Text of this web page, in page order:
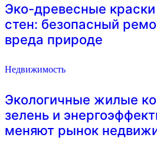
Эко-древесные
стен: безопасный
вреда природе
Недвижимость
Экологичные жилые
зелень и
меняют рынок